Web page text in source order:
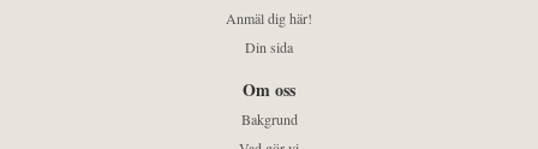
Anmäl dig här!
Din sida
Om oss
Bakgrund